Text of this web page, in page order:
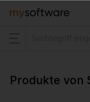
springen
Produkte von